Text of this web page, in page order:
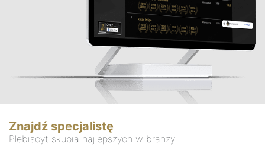
Znajdź specjalistę
Plebiscyt skupia najlepszych w branży